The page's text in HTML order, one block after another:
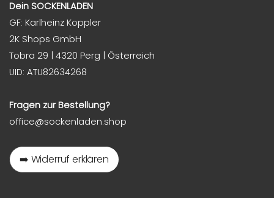
Dein SOCKENLADEN
GF: Karlheinz Koppler
2K Shops GmbH
Tobra 29 | 4320 Perg | Österreich
UID: ATU82634268
Fragen zur Bestellung?
office@sockenladen.shop
➡️ Widerruf erklären